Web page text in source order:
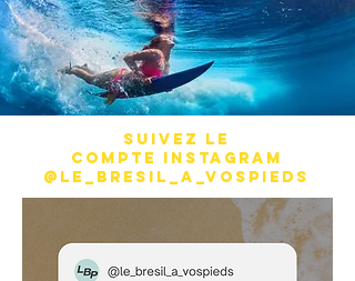
Suivez le
compte Instagram
@le_bresil_a_vospieds